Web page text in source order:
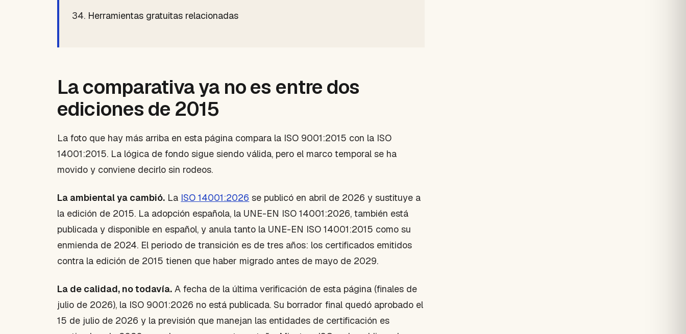
Herramientas gratuitas relacionadas
La comparativa ya no es entre dos
ediciones de 2015
La foto que hay más arriba en esta página compara la ISO 9001:2015 con la ISO
14001:2015. La lógica de fondo sigue siendo válida, pero el marco temporal se ha
movido y conviene decirlo sin rodeos.
La ambiental ya cambió. La ISO 14001:2026 se publicó en abril de 2026 y sustituye a
la edición de 2015. La adopción española, la UNE-EN ISO 14001:2026, también está
publicada y disponible en español, y anula tanto la UNE-EN ISO 14001:2015 como su
enmienda de 2024. El periodo de transición es de tres años: los certificados emitidos
contra la edición de 2015 tienen que haber migrado antes de mayo de 2029.
La de calidad, no todavía. A fecha de la última verificación de esta página (finales de
julio de 2026), la ISO 9001:2026 no está publicada. Su borrador final quedó aprobado el
15 de julio de 2026 y la previsión que manejan las entidades de certificación es